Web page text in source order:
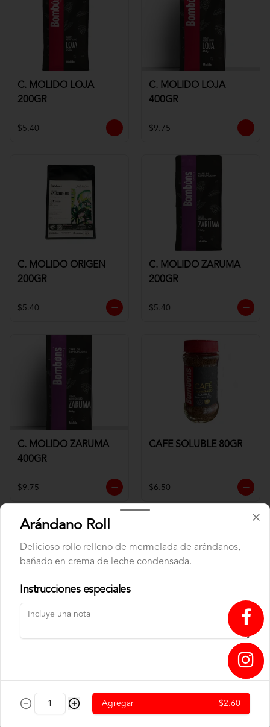
↥
C. MOLIDO LOJA
200GR
$5.40
C. MOLIDO LOJA
400GR
$9.75
C. MOLIDO ORIGEN
200GR
$5.40
C. MOLIDO ZARUMA
200GR
$5.40
C. MOLIDO ZARUMA
400GR
$9.75
CAFE SOLUBLE 80GR
$6.50
1000GR C.B
CAFE TUESTE CASA
400GR C.B
Panadería
Arándano Roll
Delicioso rollo relleno de mermelada de arándanos,
bañado en crema de leche condensada.
Instrucciones especiales
Agregar $2.60